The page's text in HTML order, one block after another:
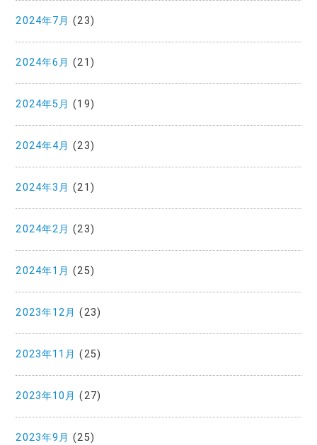
2024年7月 (23)
2024年6月 (21)
2024年5月 (19)
2024年4月 (23)
2024年3月 (21)
2024年2月 (23)
2024年1月 (25)
2023年12月 (23)
2023年11月 (25)
2023年10月 (27)
2023年9月 (25)